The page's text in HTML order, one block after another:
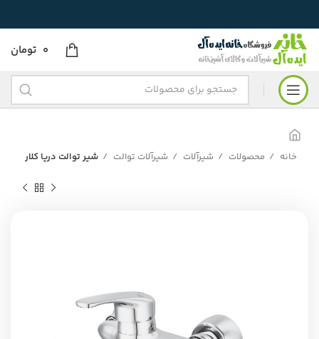
0 تومان
خانه محصولات شیرآلات شیرآلات توالت شیر توالت دریا کلار